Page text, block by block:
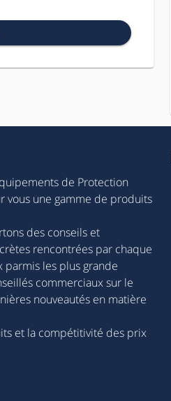
de Protection
vous une gamme de produits
des conseils et
rencontrées par chaque
parmis les plus grande
commerciaux sur le
nouveautés en matière
et la compétitivité des prix